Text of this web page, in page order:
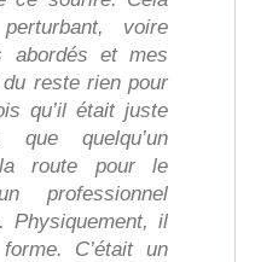
voire
abordés et mes
du reste rien pour
qu’il était juste
quelqu’un
route pour le
professionnel
Physiquement, il
C’était un